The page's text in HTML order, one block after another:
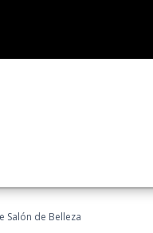
Salón de Belleza